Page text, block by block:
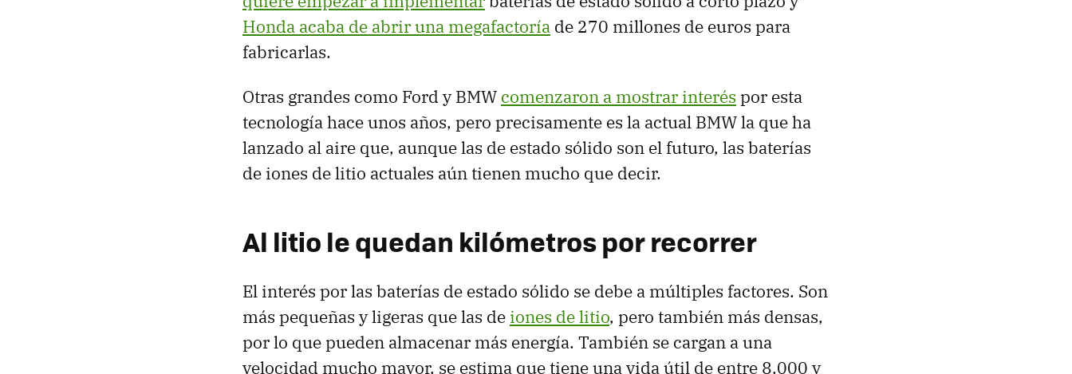
Honda acaba de abrir una megafactoría de 270 millones de euros para
fabricarlas.
Otras grandes como Ford y BMW comenzaron a mostrar interés por esta
tecnología hace unos años, pero precisamente es la actual BMW la que ha
lanzado al aire que, aunque las de estado sólido son el futuro, las baterías
de iones de litio actuales aún tienen mucho que decir.
Al litio le quedan kilómetros por recorrer
El interés por las baterías de estado sólido se debe a múltiples factores. Son
más pequeñas y ligeras que las de iones de litio, pero también más densas,
por lo que pueden almacenar más energía. También se cargan a una
velocidad mucho mayor, se estima que tiene una vida útil de entre 8.000 y